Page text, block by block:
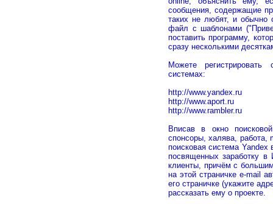
сообщения, содержащие
таких не любят, и обычно
файл с шаблонами
поставить программу,
сразу несколькими
Можете
системах:
http://www.yandex.ru
http://www.aport.ru
http://www.rambler.ru
Вписав в окно
спонсоры, халява, работа,
поисковая система
посвященных заработку
клиенты, причём с
на этой страничке e-mail
его страничке (укажите
рассказать ему о проекте.